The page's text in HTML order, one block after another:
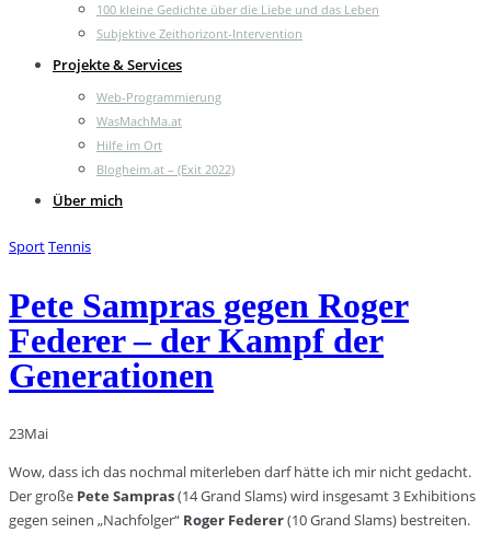
100 kleine Gedichte über die Liebe und das Leben
Subjektive Zeithorizont-Intervention
Projekte & Services
Web-Programmierung
WasMachMa.at
Hilfe im Ort
Blogheim.at – (Exit 2022)
Über mich
SportTennis
Pete Sampras gegen Roger
Federer – der Kampf der
Generationen
23Mai
Wow, dass ich das nochmal miterleben darf hätte ich mir nicht gedacht.
Der große Pete Sampras(14 Grand Slams) wird insgesamt 3 Exhibitions
gegen seinen „Nachfolger“ Roger Federer(10 Grand Slams) bestreiten.